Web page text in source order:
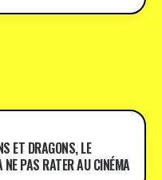
ET DRAGONS, LE
PAS RATER AU CINÉMA